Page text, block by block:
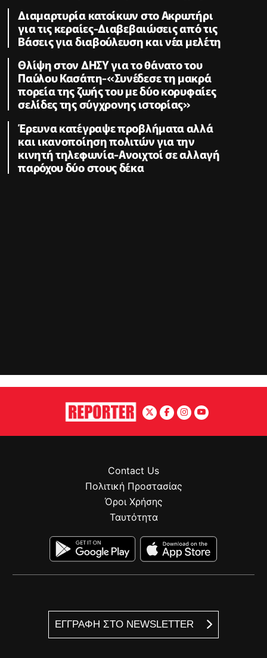
Διαμαρτυρία κατοίκων στο Ακρωτήρι
για τις κεραίες-Διαβεβαιώσεις από τις
Βάσεις για διαβούλευση και νέα μελέτη
Θλίψη στον ΔΗΣΥ για το θάνατο του
Παύλου Κασάπη-«Συνέδεσε τη μακρά
πορεία της ζωής του με δύο κορυφαίες
σελίδες της σύγχρονης ιστορίας»
Έρευνα κατέγραψε προβλήματα αλλά
και ικανοποίηση πολιτών για την
κινητή τηλεφωνία-Ανοιχτοί σε αλλαγή
παρόχου δύο στους δέκα
ΕΓΓΡΑΦΗ ΣΤΟ NEWSLETTER
Contact Us
Πολιτική Προστασίας
Όροι Χρήσης
Ταυτότητα